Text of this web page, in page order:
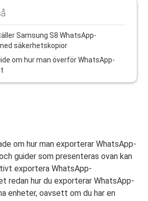
Samsung S8 WhatsApp-
säkerhetskopior
om hur man överför WhatsApp-
om hur man exporterar WhatsApp-
guider som presenteras ovan kan
exportera WhatsApp-
redan hur du exporterar WhatsApp-
enheter, oavsett om du har en